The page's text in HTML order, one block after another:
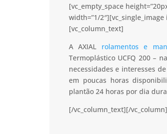
[vc_empty_space
width=”1/
[vc_column_text]
A AXIAL rolamentos e
Termoplástico UCFQ 200 –
necessidades e interesses
em poucas horas
plantão 24 horas por dia
[/vc_column_text][/